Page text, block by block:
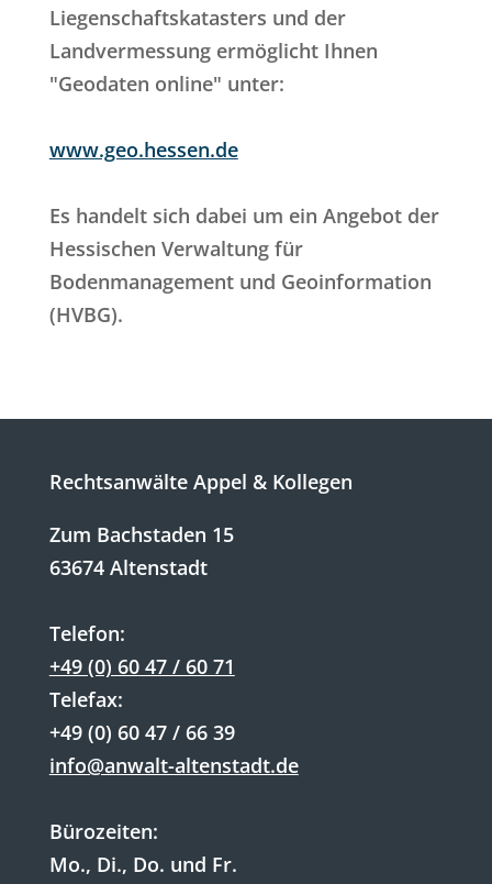
Liegenschaftskatasters und der
Landvermessung ermöglicht Ihnen
"Geodaten online" unter:
www.geo.hessen.de
Es handelt sich dabei um ein Angebot der
Hessischen Verwaltung für
Bodenmanagement und Geoinformation
(HVBG).
Rechtsanwälte Appel & Kollegen
Zum Bachstaden 15
63674 Altenstadt
Telefon:
+49 (0) 60 47 / 60 71
Telefax:
+49 (0) 60 47 / 66 39
info@anwalt-altenstadt.de
Bürozeiten:
Mo., Di., Do. und Fr.